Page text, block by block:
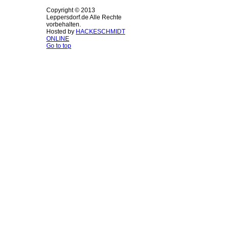
Copyright © 2013
Leppersdorf.de Alle Rechte
vorbehalten.
Hosted by HACKESCHMIDT
ONLINE
Go to top